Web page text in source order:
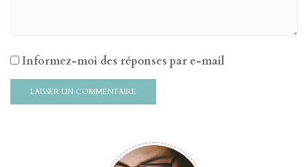
Informez-moi des réponses par e-mail